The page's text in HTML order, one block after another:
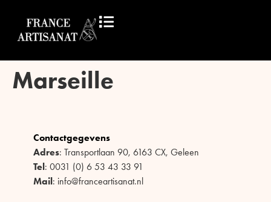
Marseille
Contactgegevens
Adres: Transportlaan 90, 6163 CX, Geleen
Tel: 0031 (0) 6 53 43 33 91
Mail: info@franceartisanat.nl